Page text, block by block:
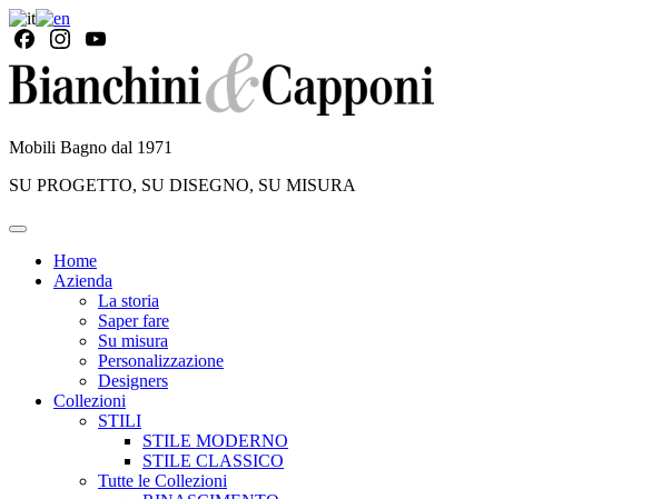
Mobili Bagno dal 1971
SU PROGETTO, SU DISEGNO, SU MISURA
Home
Azienda
La storia
Saper fare
Su misura
Personalizzazione
Designers
Collezioni
STILI
STILE MODERNO
STILE CLASSICO
Tutte le Collezioni